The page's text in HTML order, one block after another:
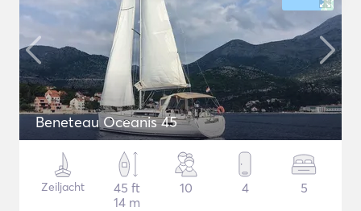
Beneteau Oceanis 45
Zeiljacht
45 ft
14 m
10 4 5